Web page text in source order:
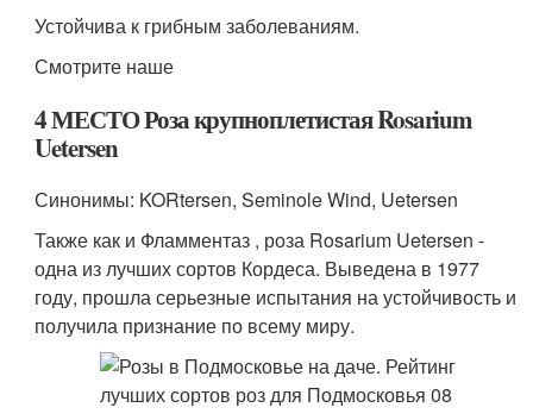
Устойчива к грибным заболеваниям.
Смотрите наше
4 МЕСТО Роза крупноплетистая Rosarium
Uetersen
Синонимы: KORtersen, Seminole Wind, Uetersen
Также как и Фламментаз , роза Rosarium Uetersen -
одна из лучших сортов Кордеса. Выведена в 1977
году, прошла серьезные испытания на устойчивость и
получила признание по всему миру.